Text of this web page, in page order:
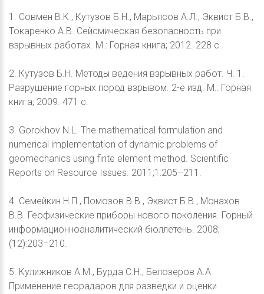
1. Совмен В.К., Кутузов Б.Н., Марьясов А.Л., Эквист Б.В.,
Токаренко А.В. Сейсмическая безопасность при
взрывных работах. М.: Горная книга; 2012. 228 с.
2. Кутузов Б.Н. Методы ведения взрывных работ. Ч. 1.
Разрушение горных пород взрывом. 2-е изд. М.: Горная
книга; 2009. 471 с.
3. Gorokhov N.L. The mathematical formulation and
numerical implementation of dynamic problems of
geomechanics using finte element method. Scientific
Reports on Resource Issues. 2011;1:205–211.
4. Семейкин Н.П., Помозов В.В., Эквист Б.В., Монахов
В.В. Геофизические приборы нового поколения. Горный
информационноаналитический бюллетень. 2008;
(12):203–210.
5. Кулижников А.М., Бурда С.Н., Белозеров А.А.
Применение георадаров для разведки и оценки